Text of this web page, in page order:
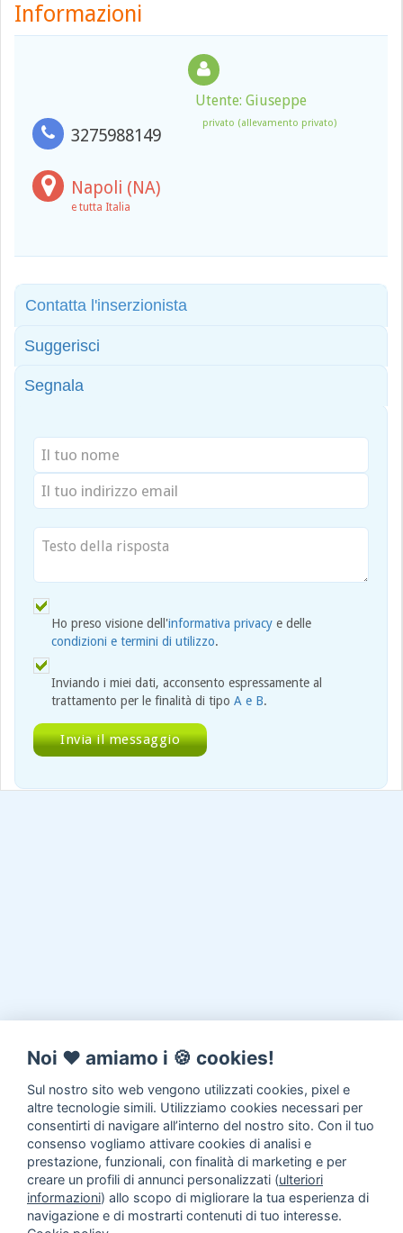
Informazioni
3275988149
Utente: Giuseppe
privato (allevamento privato)
Napoli (NA)
e tutta Italia
Contatta l'inserzionista
Suggerisci
Segnala
Ho preso visione dell'informativa privacy e delle
condizioni e termini di utilizzo.
Inviando i miei dati, acconsento espressamente al
trattamento per le finalità di tipo A e B.
Noi ♥️ amiamo i 🍪 cookies!
Sul nostro sito web vengono utilizzati cookies, pixel e
altre tecnologie simili. Utilizziamo cookies necessari per
consentirti di navigare all’interno del nostro sito. Con il tuo
consenso vogliamo attivare cookies di analisi e
prestazione, funzionali, con finalità di marketing e per
creare un profili di annunci personalizzati (ulteriori
informazioni) allo scopo di migliorare la tua esperienza di
navigazione e di mostrarti contenuti di tuo interesse.